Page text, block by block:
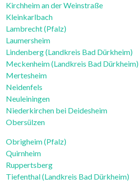
Kirchheim an der Weinstraße
Kleinkarlbach
Lambrecht (Pfalz)
Laumersheim
Lindenberg (Landkreis Bad Dürkheim)
Meckenheim (Landkreis Bad Dürkheim)
Mertesheim
Neidenfels
Neuleiningen
Niederkirchen bei Deidesheim
Obersülzen
Obrigheim (Pfalz)
Quirnheim
Ruppertsberg
Tiefenthal (Landkreis Bad Dürkheim)